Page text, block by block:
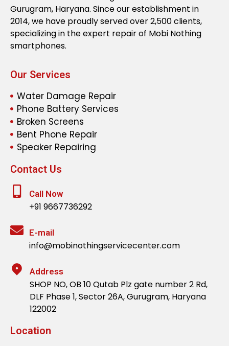
Gurugram, Haryana. Since our establishment in
2014, we have proudly served over 2,500 clients,
specializing in the expert repair of Mobi Nothing
smartphones.
Our Services
Water Damage Repair
Phone Battery Services
Broken Screens
Bent Phone Repair
Speaker Repairing
Contact Us
Call Now
+91 9667736292
E-mail
info@mobinothingservicecenter.com
Address
SHOP NO, OB 10 Qutab Plz gate number 2 Rd,
DLF Phase 1, Sector 26A, Gurugram, Haryana
122002
Location